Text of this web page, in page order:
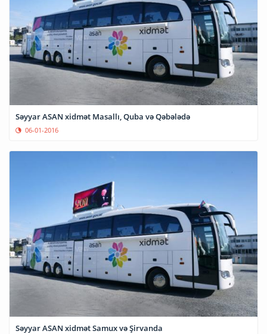
Səyyar ASAN xidmət Masallı, Quba və Qəbələdə
06-01-2016
Səyyar ASAN xidmət Samux və Şirvanda